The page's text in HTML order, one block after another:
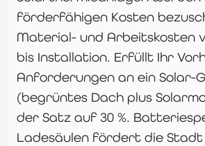
förderfähigen Kosten
Material- und Arbeitskosten
bis Installation. Erfüllt Ihr
Anforderungen an ein Solar-
(begrüntes Dach plus
der Satz auf 30 %.
Ladesäulen fördert die Stadt